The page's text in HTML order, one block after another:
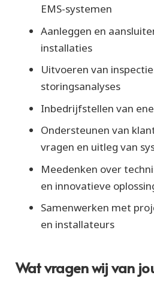
EMS-systemen
Aanleggen en
installaties
Uitvoeren van
storingsanalyses
Inbedrijfstellen van
Ondersteunen van
vragen en uitleg van
Meedenken over
en innovatieve
Samenwerken met
en installateurs
Wat vragen wij van